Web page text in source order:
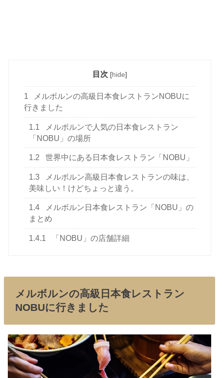
目次 [hide]
1
メルボルンの高級日本食レストランNOBUに
行きました
1.1
メルボルンで人気の日本食レストラン
「NOBU」の場所
1.2 世界中にある日本食レストラン「NOBU」
1.3
メルボルン高級日本食レストランの味は、
美味しい！けどちょっと違う。
1.4
メルボルン日本食レストラン「NOBU」の
まとめ
1.4.1 「NOBU」の店舗詳細
メルボルンの高級日本食レストラン
NOBUに行きました